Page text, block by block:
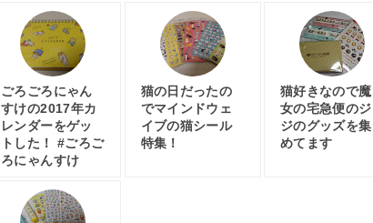
ごろごろにゃん
すけの2017年カ
レンダーをゲッ
トした！ #ごろご
ろにゃんすけ
猫の日だったの
でマインドウェ
イブの猫シール
特集！
猫好きなので魔
女の宅急便のジ
ジのグッズを集
めてます